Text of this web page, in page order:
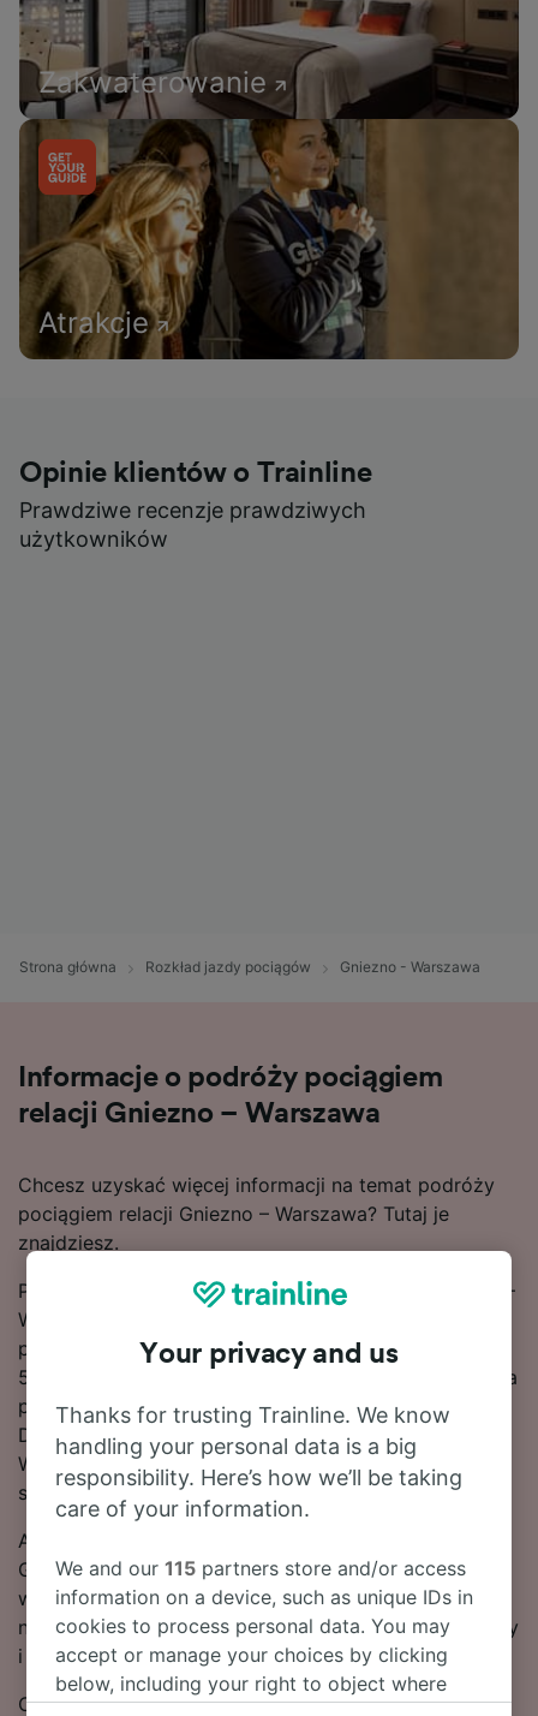
Zakwaterowanie
Atrakcje
Opinie klientów o Trainline
Prawdziwe recenzje prawdziwych
użytkowników
Strona główna Rozkład jazdy pociągów Gniezno - Warszawa
Informacje o podróży pociągiem
relacji Gniezno – Warszawa
Chcesz uzyskać więcej informacji na temat podróży
pociągiem relacji Gniezno – Warszawa? Tutaj je
znajdziesz.
Podróż pociągiem na liczącej 228 km trasie Gniezno –
Warszawa zwykle zajmuje 3 g 46 m, lecz kursem
przyspieszonym można dotrzeć do celu nawet w 2 g
51 m. Ta popularna relacja jest zazwyczaj obsługiwana
przez 17 pociągów dziennie. Dobra wiadomość!
Dostępne są bezpośrednie pociągi do stacji
Warszawa, więc możesz się cieszyć podróżą już od
samego początku.
Aby zaoszczędzić na biletach na pociągi relacji
Gniezno – Warszawa, dokonu rezerwacji z
wyprzedzeniem. Użyj znajdującego się u góry strony
narzędzia do planowania podróży, aby porównać ceny
i skorzystać z najniższych taryf.
Czytaj dalej, aby znaleźć więcej informacji na temat
Your privacy and us
Thanks for trusting Trainline. We know
handling your personal data is a big
responsibility. Here’s how we’ll be taking
care of your information.
We and our115 partners store and/or access
information on a device, such as unique IDs in
cookies to process personal data. You may
accept or manage your choices by clicking
below, including your right to object where